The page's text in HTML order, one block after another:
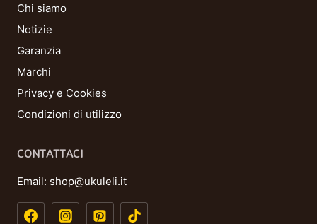
Chi siamo
Notizie
Garanzia
Marchi
Privacy e Cookies
Condizioni di utilizzo
CONTATTACI
Email: shop@ukuleli.it